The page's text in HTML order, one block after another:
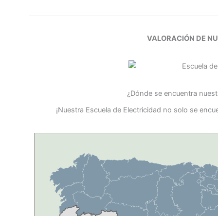
VALORACIÓN DE
¿Dónde se encuentra
¡Nuestra Escuela de Electricidad no solo se